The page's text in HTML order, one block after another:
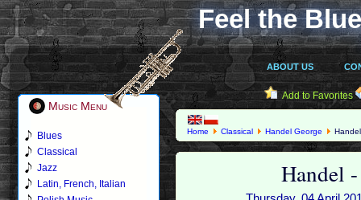
Feel the
ABOUT US
Music Menu
Blues
Classical
Jazz
Latin, French, Italian
Add to Favorites
Home Classical Handel George
Handel